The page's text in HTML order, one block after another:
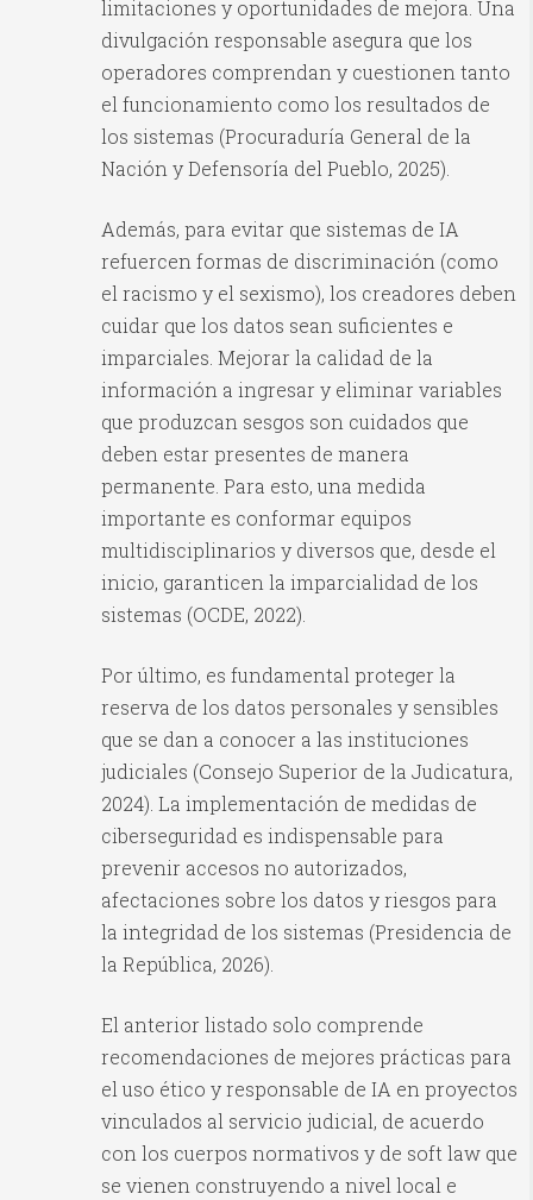
limitaciones y oportunidades de mejora. Una
divulgación responsable asegura que los
operadores comprendan y cuestionen tanto
el funcionamiento como los resultados de
los sistemas (Procuraduría General de la
Nación y Defensoría del Pueblo, 2025).
Además, para evitar que sistemas de IA
refuercen formas de discriminación (como
el racismo y el sexismo), los creadores deben
cuidar que los datos sean suficientes e
imparciales. Mejorar la calidad de la
información a ingresar y eliminar variables
que produzcan sesgos son cuidados que
deben estar presentes de manera
permanente. Para esto, una medida
importante es conformar equipos
multidisciplinarios y diversos que, desde el
inicio, garanticen la imparcialidad de los
sistemas (OCDE, 2022).
Por último, es fundamental proteger la
reserva de los datos personales y sensibles
que se dan a conocer a las instituciones
judiciales (Consejo Superior de la Judicatura,
2024). La implementación de medidas de
ciberseguridad es indispensable para
prevenir accesos no autorizados,
afectaciones sobre los datos y riesgos para
la integridad de los sistemas (Presidencia de
la República, 2026).
El anterior listado solo comprende
recomendaciones de mejores prácticas para
el uso ético y responsable de IA en proyectos
vinculados al servicio judicial, de acuerdo
con los cuerpos normativos y de soft law que
se vienen construyendo a nivel local e